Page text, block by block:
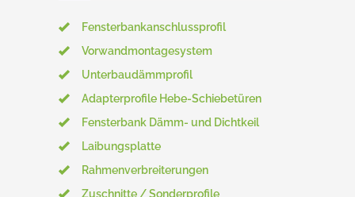
Fensterbankanschlussprofil
Vorwandmontagesystem
Unterbaudämmprofil
Adapterprofile Hebe-Schiebetüren
Fensterbank Dämm- und Dichtkeil
Laibungsplatte
Rahmenverbreiterungen
Zuschnitte / Sonderprofile